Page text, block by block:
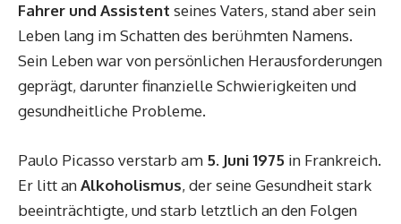
Fahrer und Assistent seines Vaters, stand aber sein
Leben lang im Schatten des berühmten Namens.
Sein Leben war von persönlichen Herausforderungen
geprägt, darunter finanzielle Schwierigkeiten und
gesundheitliche Probleme.
Paulo Picasso verstarb am 5. Juni 1975 in Frankreich.
Er litt anAlkoholismus, der seine Gesundheit stark
beeinträchtigte, und starb letztlich an den Folgen